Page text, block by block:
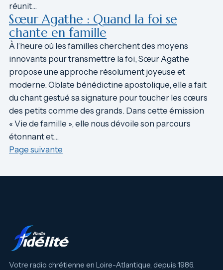
réunit…
Sœur Agathe : Quand la foi se
chante en famille
À l’heure où les familles cherchent des moyens
innovants pour transmettre la foi, Sœur Agathe
propose une approche résolument joyeuse et
moderne. Oblate bénédictine apostolique, elle a fait
du chant gestué sa signature pour toucher les cœurs
des petits comme des grands. Dans cette émission
« Vie de famille », elle nous dévoile son parcours
étonnant et…
Page suivante
Votre radio chrétienne en Loire-Atlantique, depuis 1986.